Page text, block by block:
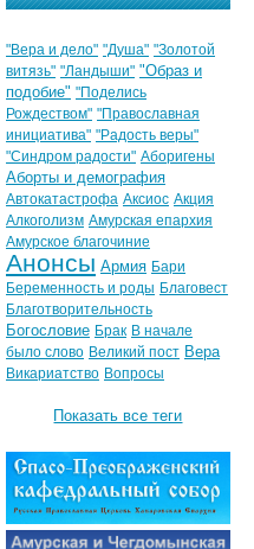
"Вера и дело" "Душа" "Золотой
витязь" "Ландыши" "Образ и
подобие" "Поделись
Рождеством" "Православная
инициатива" "Радость веры"
"Синдром радости" Аборигены
Аборты и демография
Автокатастрофа Аксиос Акция
Алкоголизм Амурская епархия
Амурское благочиние
Анонсы Армия Бари
Беременность и роды Благовест
Благотворительность
Богословие Брак В начале
было слово Великий пост Вера
Викариатство Вопросы
Показать все теги